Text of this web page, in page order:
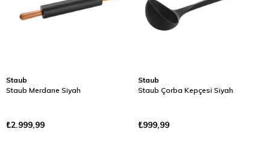
Staub
Staub Merdane Siyah
₺2.999,99
Staub
Staub Çorba Kepçesi Siyah
₺999,99